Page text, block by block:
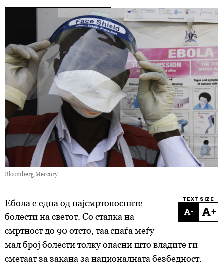
Bloomberg Mercury
TEXT SIZE
- +
Ебола е една од најсмртоносните
болести на светот. Со стапка на
смртност до 90 отсто, таа спаѓа меѓу
мал број болести толку опасни што владите ги
сметаат за закана за националната безбедност.